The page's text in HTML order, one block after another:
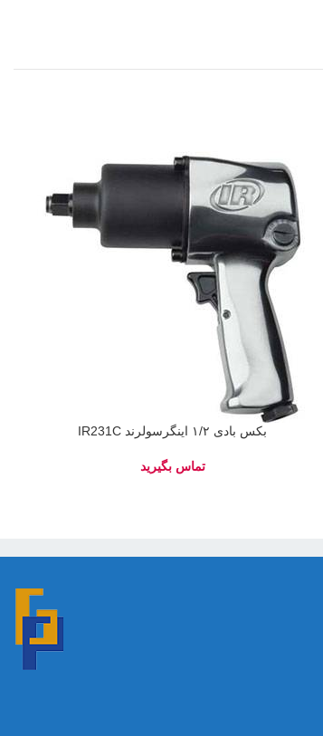
بکس بادی ۱/۲ اینگرسولرند IR231C